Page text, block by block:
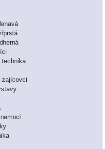
technika
zajícovci